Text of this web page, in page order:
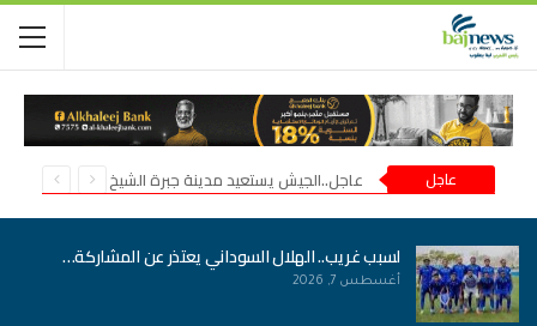
عاجل عاجل..الجيش يستعيد مدينة جبرة الشيخ في شمال كردفان
لسبب غريب.. الهلال السوداني يعتذر عن المشاركة…
أغسطس 7, 2026